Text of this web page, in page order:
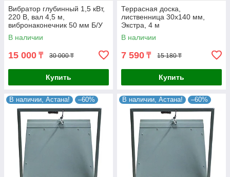
Вибратор глубинный 1,5 кВт,
220 В, вал 4,5 м,
вибронаконечник 50 мм Б/У
В наличии
15 000 ₸ 30 000 ₸
Купить
Террасная доска,
лиственница 30х140 мм,
Экстра, 4 м
В наличии
7 590 ₸ 15 180 ₸
Купить
В наличии, Астана! –60% В наличии, Астана! –60%